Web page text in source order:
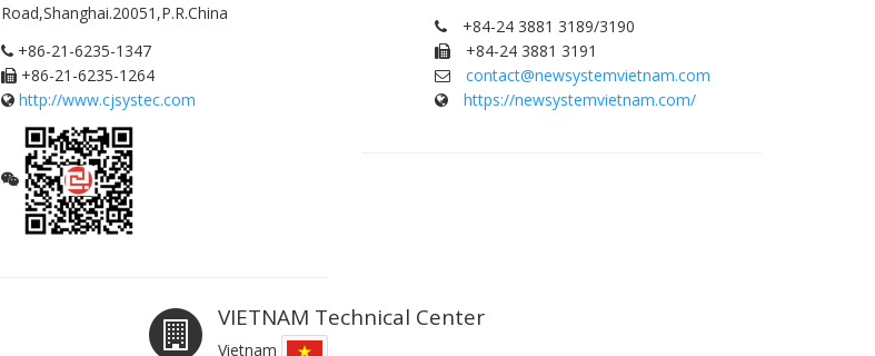
Road,Shanghai.20051,P.R.China
+86-21-6235-1347
+86-21-6235-1264
http://www.cjsystec.com
+84-24 3881 3189/3190
+84-24 3881 3191
contact@newsystemvietnam.com
https://newsystemvietnam.com/
VIETNAM Technical Center
Vietnam